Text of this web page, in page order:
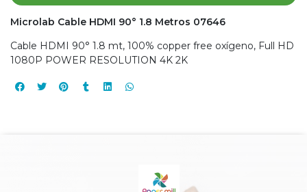
Microlab Cable HDMI 90° 1.8 Metros 07646
Cable HDMI 90° 1.8 mt, 100% copper free oxígeno, Full HD
1080P POWER RESOLUTION 4K 2K